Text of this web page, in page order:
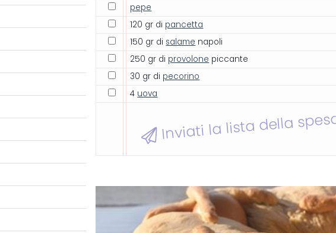
pepe
120 gr di pancetta
150 gr di salame napoli
250 gr di provolone piccante
30 gr di pecorino
4 uova
Inviati la lista della